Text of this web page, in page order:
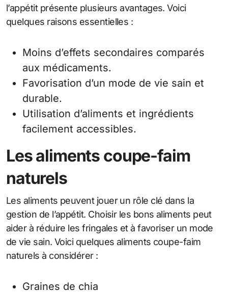
l’appétit présente plusieurs avantages. Voici
quelques raisons essentielles :
Moins d’effets secondaires comparés
aux médicaments.
Favorisation d’un mode de vie sain et
durable.
Utilisation d’aliments et ingrédients
facilement accessibles.
Les aliments coupe-faim
naturels
Les aliments peuvent jouer un rôle clé dans la
gestion de l’appétit. Choisir les bons aliments peut
aider à réduire les fringales et à favoriser un mode
de vie sain. Voici quelques aliments coupe-faim
naturels à considérer :
Graines de chia